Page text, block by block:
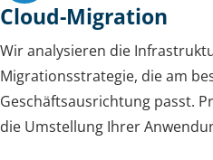
Cloud-Migration
Wir analysieren die
Migrationsstrategie, die am
Geschäftsausrichtung passt.
die Umstellung Ihrer